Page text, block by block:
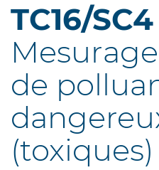
TC16/SC4
de
(toxiques)